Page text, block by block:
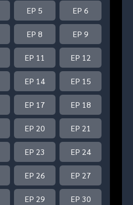
EP 5 EP 6
EP 8 EP 9
EP 11 EP 12
EP 14 EP 15
EP 17 EP 18
EP 20 EP 21
EP 23 EP 24
EP 26 EP 27
EP 29 EP 30